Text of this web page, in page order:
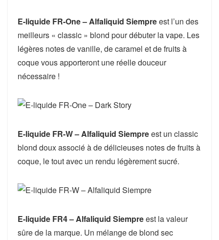
E-liquide FR-One – Alfaliquid Siempreest l’un des
meilleurs « classic » blond pour débuter la vape. Les
légères notes de vanille, de caramel et de fruits à
coque vous apporteront une réelle douceur
nécessaire !
E-liquide FR-W – Alfaliquid Siempreest un classic
blond doux associé à de délicieuses notes de fruits à
coque, le tout avec un rendu légèrement sucré.
E-liquide FR4 – Alfaliquid Siempreest la valeur
sûre de la marque. Un mélange de blond sec